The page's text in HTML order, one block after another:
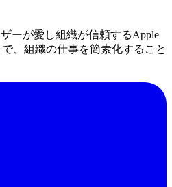
ーが愛し組織が信頼するApple
、組織の仕事を簡素化すること